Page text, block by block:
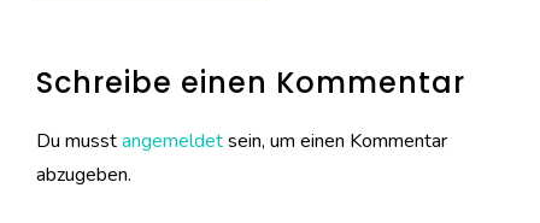
Schreibe einen Kommentar
Du musstangemeldetsein, um einen Kommentar
abzugeben.